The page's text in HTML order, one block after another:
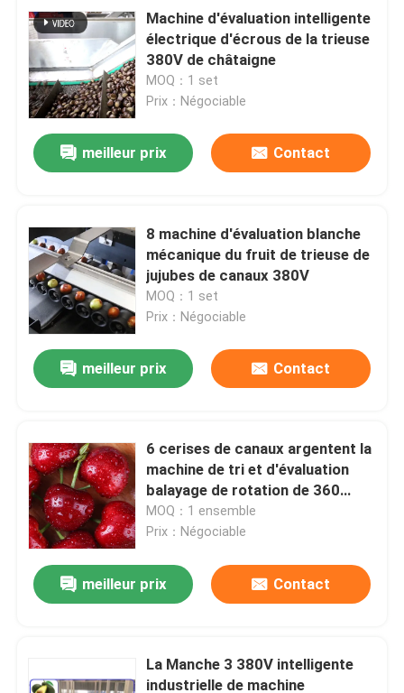
Machine d'évaluation intelligente
électrique d'écrous de la trieuse
380V de châtaigne
MOQ：1 set
Prix：Négociable
meilleur prix Contact
8 machine d'évaluation blanche
mécanique du fruit de trieuse de
jujubes de canaux 380V
MOQ：1 set
Prix：Négociable
meilleur prix Contact
6 cerises de canaux argentent la
machine de tri et d'évaluation
balayage de rotation de 360
degrés
MOQ：1 ensemble
Prix：Négociable
meilleur prix Contact
La Manche 3 380V intelligente
industrielle de machine